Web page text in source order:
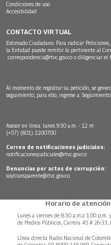
Condiciones de uso
Accesibilidad
CONTACTO VIRTUAL
Estimado Ciudadano: Para radicar
la Entidad puede remitir lo pertinente al
correspondencia@rtvc.gov.co o diligenciar el
Al momento de registrar su petición, se
seguimiento, para ello, ingrese a: Seguimiento
Asesor en línea: lunes 9:30 a.m. - 12 m
(+57) (601) 2200700
Correo de notificaciones judiciales:
notificacionesjudiciales@rtvc.gov.co
Denuncias por actos de corrupción:
soytransparente@rtvc.gov.co
Horario de
Lunes a viernes de 8:30 a.m.a 1:00 p.m.
de Medios Públicos, Carrera 45 # 26-33,
Línea directa Radio Nacional de